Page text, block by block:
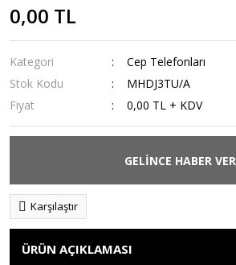
0,00 TL
Kategori
Cep Telefonları
Stok Kodu
MHDJ3TU/A
Fiyat
0,00 TL + KDV
GELİNCE HABER VER
Karşılaştır
ÜRÜN AÇIKLAMASI